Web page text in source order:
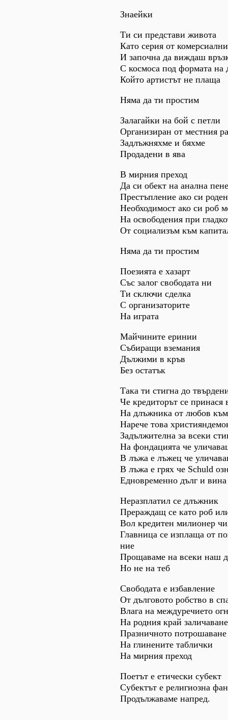
Знаейки
Ти си представи живота
Като серия от
И започна да виждаш
С космоса под формата на
Който артистът не плаща
Няма да ти простим
Залагайки на бой с петли
Организиран от местния
Задлъжняхме и бяхме
Продадени в ява
В мирния преход
Да си обект на анална
Престъпление ако си
Необходимост ако си роб
На освободения при
От социализъм към
Няма да ти простим
Поезията е хазарт
Със залог свободата ни
Ти сключи сделка
С организаторите
На играта
Майчините еринии
Събиращи вземания
Дължими в кръв
Без остатък
Така ти стигна до
Че кредиторът се принася
На длъжника от любов
Нарече това
Задължителна за всеки
На фондацията че
В лъжа е лъжец че
В лъжа е грях че Schuld
Едновременно дълг и вина
Неразплатил се длъжник
Прераждащ се като роб
Вол кредитен милионер
Главница се изплаща от
ние
Прощаваме на всеки наш
Но не на теб
Свободата е избавление
От дълговото робство в
Влага на междуречието
На родния край
Празничното потрошаване
На глинените таблички
На мирния преход
Поетът е етически субект
Субектът е религиозна
Продължаваме напред.